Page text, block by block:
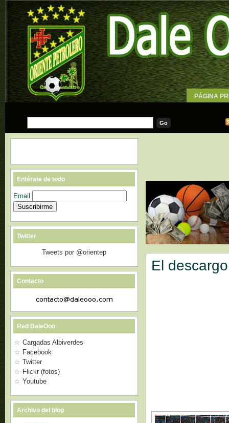
PÁGINA
El
Entérate de todo
Email
Twitter
Tweets por @orientep
Contacto
Red DaleOoo
Cargadas Albiverdes
Facebook
Twitter
Flickr (fotos)
Youtube
Archivo del blog